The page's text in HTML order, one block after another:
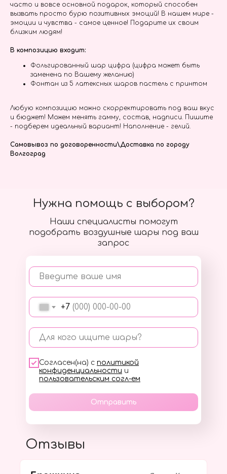
часто и вовсе основной подарок, который способен
вызвать просто бурю позитивных эмоций! В нашем мире -
эмоции и чувства - самое ценное! Подарите их своим
близким людям!
В композицию входит:
Фольгированный шар цифра (цифра может быть
заменена по Вашему желанию)
Фонтан из 5 латексных шаров пастель с принтом
Любую композицию можно скорректировать под ваш вкус
и бюджет! Можем менять гамму, состав, надписи. Пишите
- подберем идеальный вариант! Наполнение - гелий.
Самовывоз по договоренности\Доставка по городу
Волгоград
Наши специалисты помогут
подобрать воздушные шары под ваш
запрос
Введите ваше имя
+7
Для кого ищите шары?
Согласен(на) с политикой
конфиденциальности и
пользовательским согл-ем
Отправить
Нужна помощь с выбором?
Отзывы